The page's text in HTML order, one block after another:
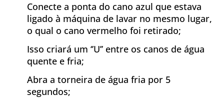
Conecte a ponta do cano azul que estava
ligado à máquina de lavar no mesmo lugar,
o qual o cano vermelho foi retirado;
Isso criará um ‘’U’’ entre os canos de água
quente e fria;
Abra a torneira de água fria por 5
segundos;